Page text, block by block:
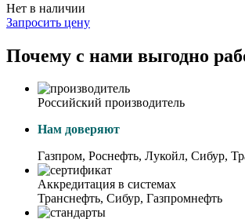
Нет в наличии
Запросить цену
Почему с нами выгодно
Российский производитель
Нам доверяют
Газпром, Роснефть, Лукойл, Сибур,
Аккредитация в системах
Транснефть, Сибур, Газпромнефть